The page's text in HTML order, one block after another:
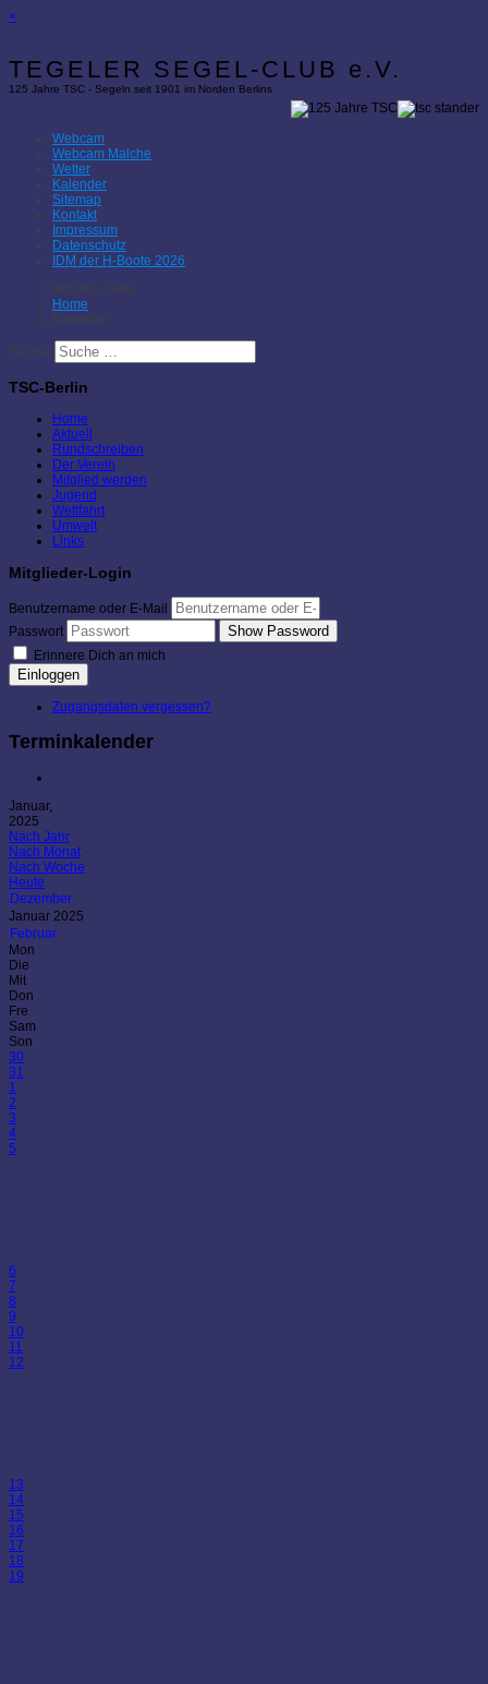
×
TEGELER SEGEL-CLUB e.V.
125 Jahre TSC - Segeln seit 1901 im Norden Berlins
Webcam
Webcam Malche
Wetter
Kalender
Sitemap
Kontakt
Impressum
Datenschutz
IDM der H-Boote 2026
Aktuelle Seite:
Home
Kalender
Suchen
TSC-Berlin
Home
Aktuell
Rundschreiben
Der Verein
Mitglied werden
Jugend
Wettfahrt
Umwelt
Links
Mitglieder-Login
Benutzername oder E-Mail
Passwort
Show Password
Erinnere Dich an mich
Einloggen
Zugangsdaten vergessen?
Terminkalender
Januar,
2025
Nach Jahr
Nach Monat
Nach Woche
Heute
Dezember
Januar 2025
Februar
Mon
Die
Mit
Don
Fre
Sam
Son
30
31
1
2
3
4
5
6
7
8
9
10
11
12
13
14
15
16
17
18
19